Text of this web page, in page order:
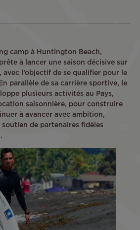
camp à Huntington Beach,
à lancer une saison décisive sur
avec l’objectif de se qualifier pour le
parallèle de sa carrière sportive, le
plusieurs activités au Pays,
saisonnière, pour construire
à avancer avec ambition,
soutien de partenaires fidèles